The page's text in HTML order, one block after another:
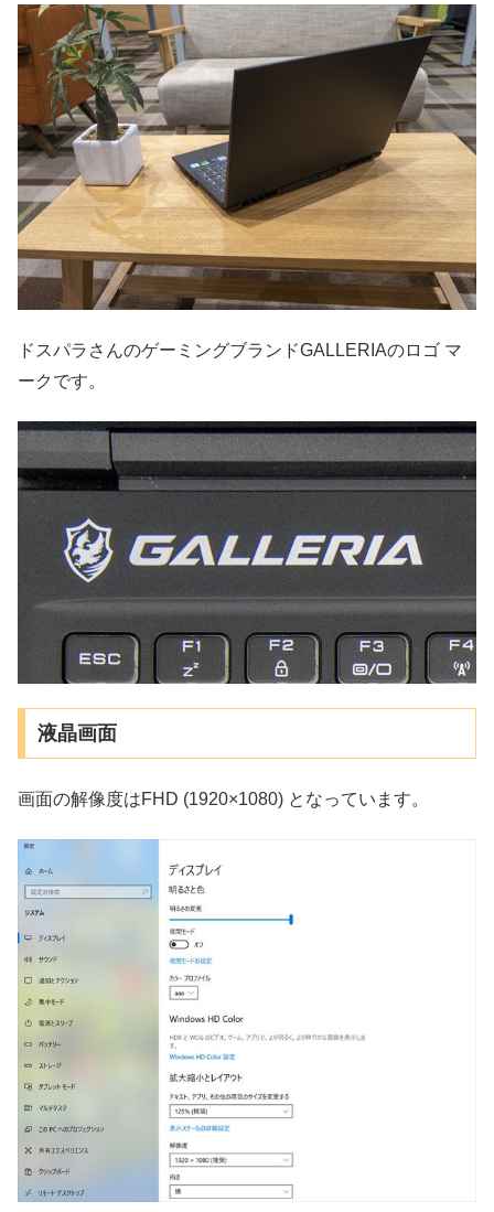
ドスパラさんのゲーミングブランドGALLERIAのロゴ マ
ークです。
液晶画面
画面の解像度はFHD (1920×1080) となっています。